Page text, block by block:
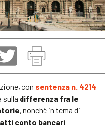
con sentenza n. 4214
sulla differenza fra le
, nonché in tema di
conto bancari.